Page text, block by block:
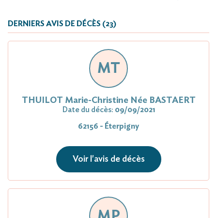
DERNIERS AVIS DE DÉCÈS (23)
MT
THUILOT Marie-Christine Née BASTAERT
Date du décès: 09/09/2021
62156 - Éterpigny
Voir l'avis de décès